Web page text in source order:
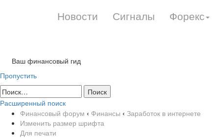
Новости Сигналы Форекс
Ваш финансовый гид
Пропустить
Расширенный поиск
Финансовый форум ‹ Финансы ‹ Заработок в интернете
Изменить размер шрифта
Для печати